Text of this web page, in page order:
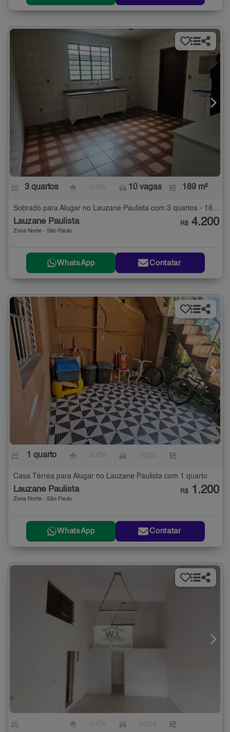
3 quartos 10 vagas 189 m²
Sobrado para Alugar no Lauzane Paulista com 3 quartos - 189 m²
Lauzane Paulista
Zona Norte - São Paulo
R$ 4.200
WhatsApp Contatar
1 quarto
Casa Térrea para Alugar no Lauzane Paulista com 1 quarto
Lauzane Paulista
Zona Norte - São Paulo
R$ 1.200
WhatsApp Contatar